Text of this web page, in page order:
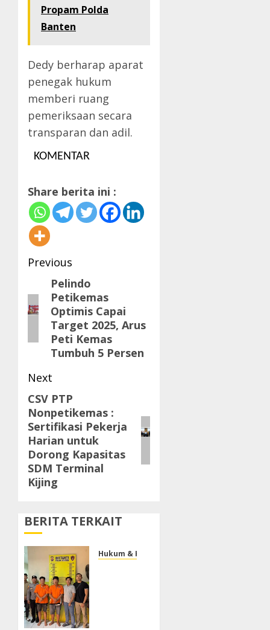
Propam Polda
Banten
Dedy berharap aparat
penegak hukum
memberi ruang
pemeriksaan secara
transparan dan adil.
KOMENTAR
Share berita ini :
Post
navigation
Previous
Previous
post:
Pelindo
Petikemas
Optimis Capai
Target 2025, Arus
Peti Kemas
Tumbuh 5 Persen
Next
Next
post:
CSV PTP
Nonpetikemas :
Sertifikasi Pekerja
Harian untuk
Dorong Kapasitas
SDM Terminal
Kijing
BERITA TERKAIT
Hukum & Kriminal